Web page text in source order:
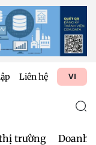
Liên hệ VI
trường Doanh